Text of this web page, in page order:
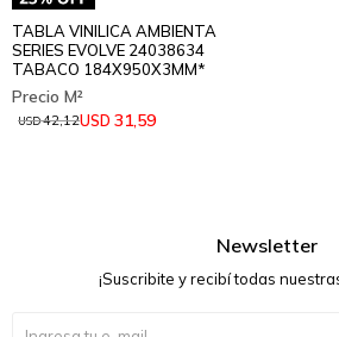
TABLA VINILICA AMBIENTA
SERIES EVOLVE 24038634
TABACO 184X950X3MM*
USD 31,59
USD42,12
Newsletter
¡Suscribite y recibí todas